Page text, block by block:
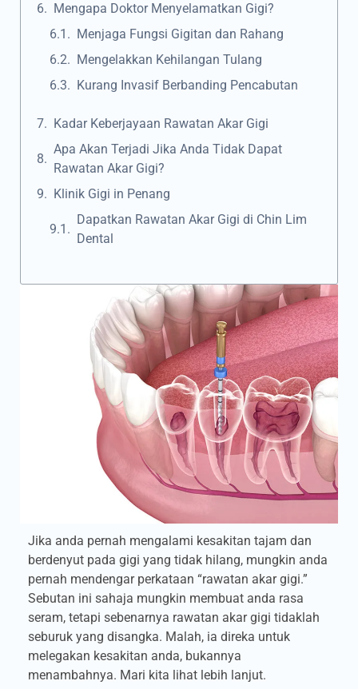
Mengapa Doktor Menyelamatkan Gigi?
Menjaga Fungsi Gigitan dan Rahang
Mengelakkan Kehilangan Tulang
Kurang Invasif Berbanding Pencabutan
Kadar Keberjayaan Rawatan Akar Gigi
Apa Akan Terjadi Jika Anda Tidak Dapat
Rawatan Akar Gigi?
Klinik Gigi in Penang
Dapatkan Rawatan Akar Gigi di Chin Lim
Dental
Jika anda pernah mengalami kesakitan tajam dan
berdenyut pada gigi yang tidak hilang, mungkin anda
pernah mendengar perkataan “rawatan akar gigi.”
Sebutan ini sahaja mungkin membuat anda rasa
seram, tetapi sebenarnya rawatan akar gigi tidaklah
seburuk yang disangka. Malah, ia direka untuk
melegakan kesakitan anda, bukannya
menambahnya. Mari kita lihat lebih lanjut.